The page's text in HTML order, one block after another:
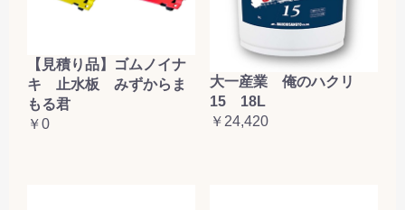
【見積り品】ゴムノイナ
キ 止水板 みずからま
もる君
￥0
大一産業 俺のハクリ
15 18L
￥24,420